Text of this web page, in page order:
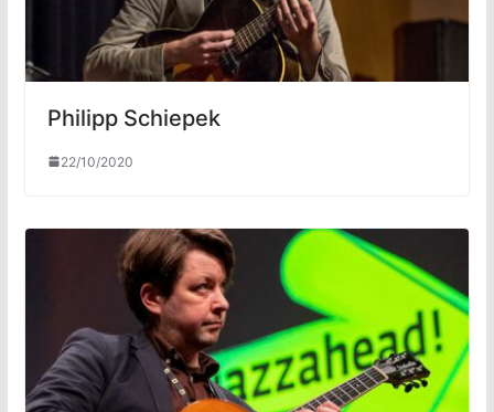
Philipp Schiepek
22/10/2020